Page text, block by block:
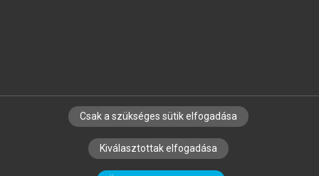
SZERZŐKNEK CÉGEKNEK KÖNYVTÁROSOKNAK
SZERKESZTÉSI ÉS LEKTORÁLÁSI ALAPELVEK
Csak a szükséges sütik elfogadása
Kiválasztottak elfogadása